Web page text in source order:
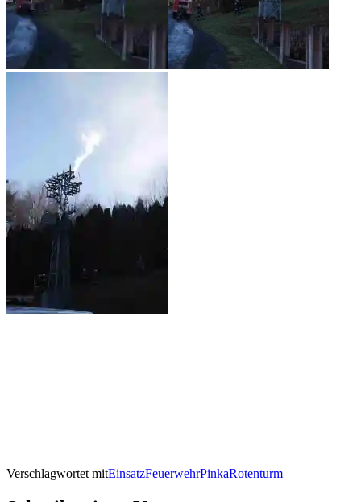
Verschlagwortet mitEinsatzFeuerwehrPinkaRotenturm